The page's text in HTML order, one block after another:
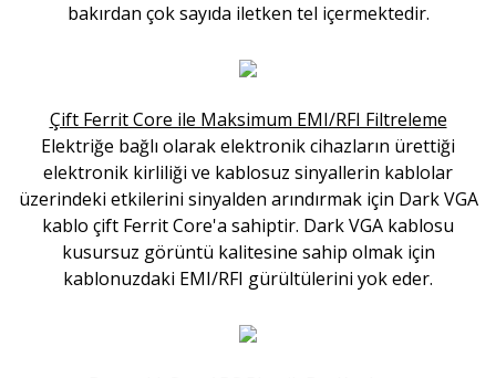
bakırdan çok sayıda iletken tel içermektedir.
Çift Ferrit Core ile Maksimum EMI/RFI Filtreleme
Elektriğe bağlı olarak elektronik cihazların ürettiği
elektronik kirliliği ve kablosuz sinyallerin kablolar
üzerindeki etkilerini sinyalden arındırmak için Dark VGA
kablo çift Ferrit Core'a sahiptir. Dark VGA kablosu
kusursuz görüntü kalitesine sahip olmak için
kablonuzdaki EMI/RFI gürültülerini yok eder.